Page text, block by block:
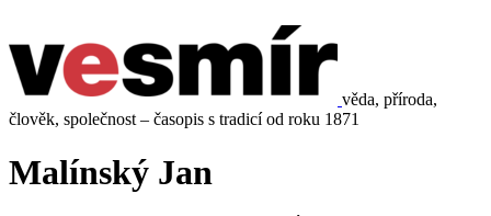
věda, příroda,
člověk, společnost – časopis s tradicí od roku 1871
Malínský Jan